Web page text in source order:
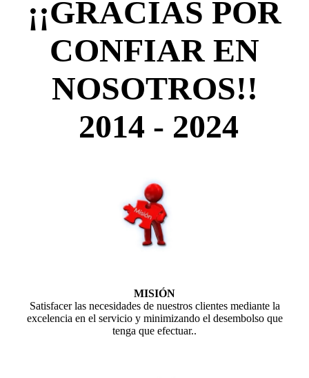
¡¡GRACIAS POR
CONFIAR EN
NOSOTROS!!
2014 - 2024
MISIÓN
Satisfacer las necesidades de nuestros clientes mediante la
excelencia en el servicio y minimizando el desembolso que
tenga que efectuar..